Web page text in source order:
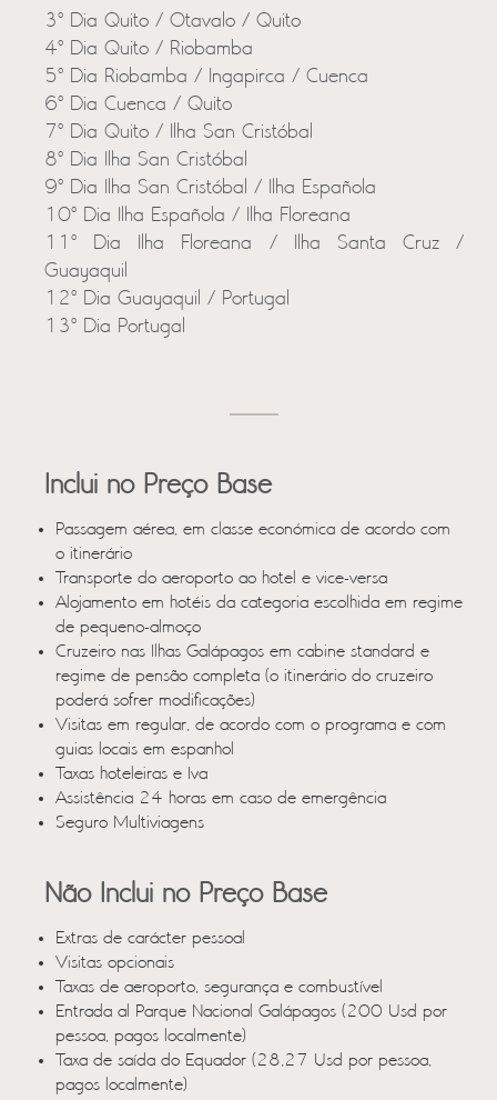
3º Dia Quito / Otavalo / Quito
4º Dia Quito / Riobamba
5º Dia Riobamba / Ingapirca / Cuenca
6º Dia Cuenca / Quito
7º Dia Quito / Ilha San Cristóbal
8º Dia Ilha San Cristóbal
9º Dia Ilha San Cristóbal / Ilha Española
10º Dia Ilha Española / Ilha Floreana
11º Dia Ilha Floreana / Ilha Santa Cruz /
Guayaquil
12º Dia Guayaquil / Portugal
13º Dia Portugal
Inclui no Preço Base
Passagem aérea, em classe económica de acordo com
o itinerário
Transporte do aeroporto ao hotel e vice-versa
Alojamento em hotéis da categoria escolhida em regime
de pequeno-almoço
Cruzeiro nas Ilhas Galápagos em cabine standard e
regime de pensão completa (o itinerário do cruzeiro
poderá sofrer modificações)
Visitas em regular, de acordo com o programa e com
guias locais em espanhol
Taxas hoteleiras e Iva
Assistência 24 horas em caso de emergência
Seguro Multiviagens
Não Inclui no Preço Base
Extras de carácter pessoal
Visitas opcionais
Taxas de aeroporto, segurança e combustível
Entrada al Parque Nacional Galápagos (200 Usd por
pessoa, pagos localmente)
Taxa de saída do Equador (28,27 Usd por pessoa,
pagos localmente)